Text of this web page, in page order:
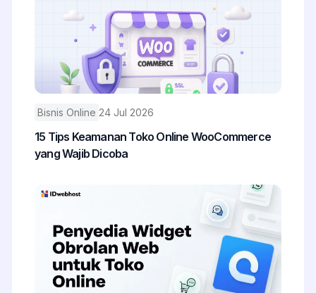
Bisnis Online 24 Jul 2026
15 Tips Keamanan Toko Online WooCommerce
yang Wajib Dicoba